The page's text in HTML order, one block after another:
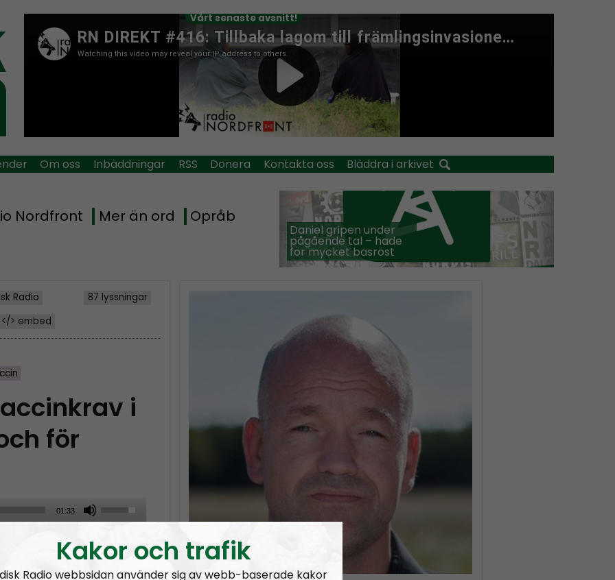
Vårt senaste avsnitt!
Om oss Inbäddningar RSS Donera Kontakta oss Bläddra i arkivet
Nordfront Mer än ord Opråb
Daniel gripen under
pågående tal – hade
för mycket basröst
Radio
87 lyssningar
</> embed
i
för
01:33
U
s
e
U
Lindberg varnar
för att
Kakor och trafik
Radio webbsidan använder sig av webb-baserade kakor